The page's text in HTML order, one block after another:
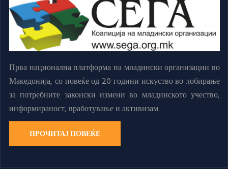
Прва национална платформа на младински организации во
Македонија, со повеќе од 20 години искуство во лобирање
за потребните законски измени во младинското учество,
информираност, вработување и активизам.
ПРОЧИТАЈ ПОВЕЌЕ